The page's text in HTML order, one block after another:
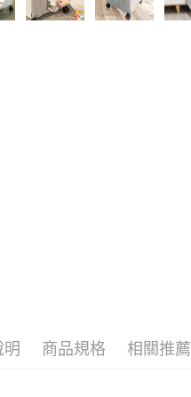
明 商品規格 相關推薦